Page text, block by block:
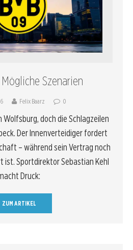
Szenarien
Felix Baarz 0
doch die Schlagzeilen
Der Innenverteidiger fordert
– während sein Vertrag noch
ist. Sportdirektor Sebastian Kehl
Druck:
ZUM ARTIKEL